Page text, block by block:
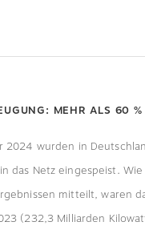
MEHR ALS 60
2024 wurden in
das Netz eingespeist.
mitteilt, waren
(232,3 Milliarden